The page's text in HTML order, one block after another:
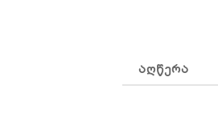
ᲐᲦᲬᲔᲠᲐ